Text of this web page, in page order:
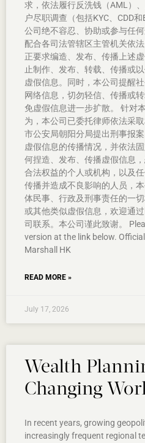
求，依法履行反洗钱（AML）
户尽职调查（包括KYC、CDD
公司绝不容忍、协助或参与任
配合各司法管辖区主管机关依
正要求编造、发布、传播上述
止制作、发布、转载、传播或
虚假信息。同时，本公司提醒
网络信息，切勿轻信、传播或
免虚假信息进一步扩散。 针对
为，本公司已委托律师依法采
市公安局朝阳分局提出刑事报
虚假信息的传播情况，并依法
何捏造、发布、传播虚假信息
合法权益的个人或机构，以及
传播并造成不良影响的人员，
体民事、行政及刑事责任的一
或其他类似虚假信息，欢迎通
司联系。本公司谨此致谢。
version at the link below.
Marshall HK
READ MORE »
July 17, 2026
Wealth
Changing
In recent years, growing
increasingly frequent regional